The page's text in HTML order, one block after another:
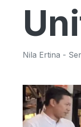
Nila Ertina -